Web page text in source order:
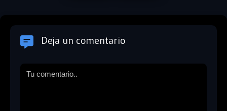
Deja un comentario